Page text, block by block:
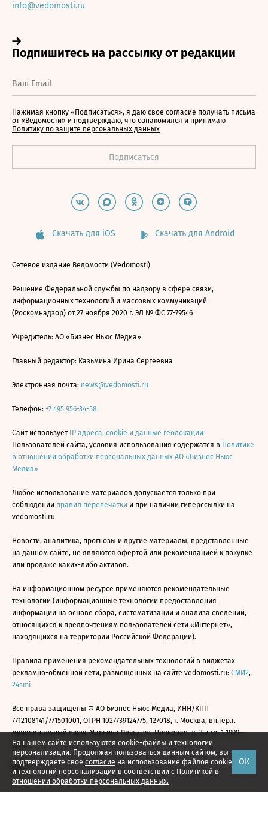
На нашем сайте используются cookie-файлы и технологии
персонализации. Продолжая пользоваться данным сайтом, вы
подтверждаете свое согласие на использование файлов cookie
и технологий персонализации в соответствии с Политикой в
отношении обработки персональных данных.
ОК
info@vedomosti.ru
Нажимая кнопку «Подписаться», я даю свое согласие получать письма
от «Ведомости» и подтверждаю, что ознакомился и принимаю
Политику по защите персональных данных
Скачать для iOS Скачать для Android
Сетевое издание Ведомости (Vedomosti)
Решение Федеральной службы по надзору в сфере связи,
информационных технологий и массовых коммуникаций
(Роскомнадзор) от 27 ноября 2020 г. ЭЛ № ФС 77-79546
Учредитель: АО «Бизнес Ньюс Медиа»
Главный редактор: Казьмина Ирина Сергеевна
Электронная почта: news@vedomosti.ru
Телефон: +7 495 956-34-58
Сайт использует IP адреса, cookie и данные геолокации
Пользователей сайта, условия использования содержатся в Политике
в отношении обработки персональных данных АО «Бизнес Ньюс
Медиа»
Любое использование материалов допускается только при
соблюдении правил перепечатки и при наличии гиперссылки на
vedomosti.ru
Новости, аналитика, прогнозы и другие материалы, представленные
на данном сайте, не являются офертой или рекомендацией к покупке
или продаже каких-либо активов.
На информационном ресурсе применяются рекомендательные
технологии (информационные технологии предоставления
информации на основе сбора, систематизации и анализа сведений,
относящихся к предпочтениям пользователей сети «Интернет»,
находящихся на территории Российской Федерации).
Правила применения рекомендательных технологий в виджетах
рекламно-обменной сети, размещенных на сайте vedomosti.ru: СМИ2,
24smi
Все права защищены © АО Бизнес Ньюс Медиа, ИНН/КПП
7712108141/771501001, ОГРН 1027739124775, 127018, г. Москва, вн.тер.г.
муниципальный округ Марьина Роща, ул. Полковая, д. 3, стр. 1 1999—
2026